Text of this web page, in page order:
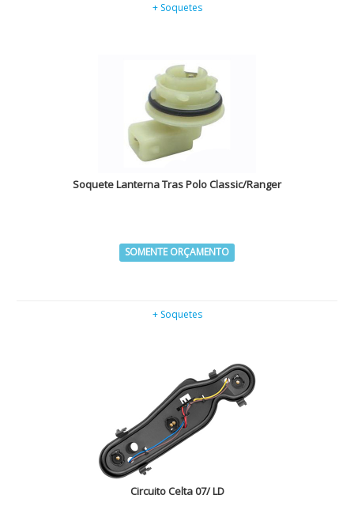
+ Soquetes
Soquete Lanterna Tras Polo Classic/Ranger
SOMENTE ORÇAMENTO
+ Soquetes
Circuito Celta 07/ LD